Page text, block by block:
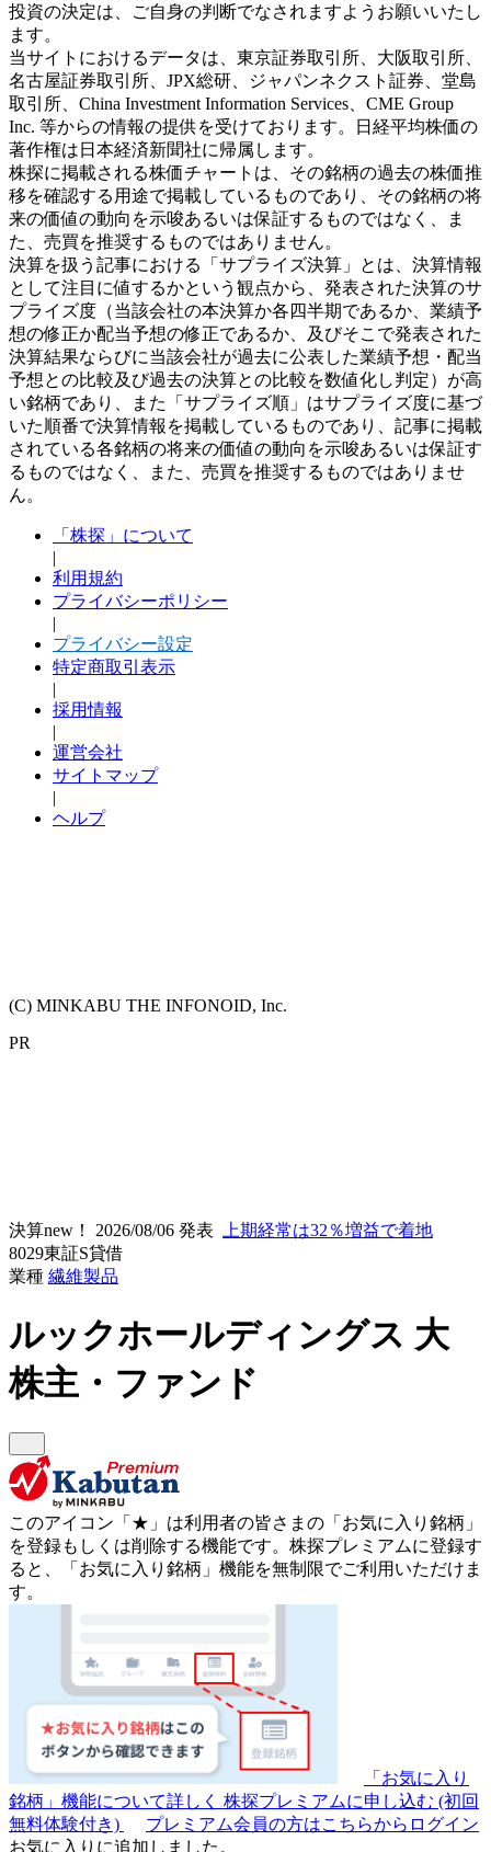
投資の決定は、ご自身の判断でなされますようお願いいたし
ます。
当サイトにおけるデータは、東京証券取引所、大阪取引所、
名古屋証券取引所、JPX総研、ジャパンネクスト証券、堂島
取引所、China Investment Information Services、CME Group
Inc. 等からの情報の提供を受けております。日経平均株価の
著作権は日本経済新聞社に帰属します。
株探に掲載される株価チャートは、その銘柄の過去の株価推
移を確認する用途で掲載しているものであり、その銘柄の将
来の価値の動向を示唆あるいは保証するものではなく、ま
た、売買を推奨するものではありません。
決算を扱う記事における「サプライズ決算」とは、決算情報
として注目に値するかという観点から、発表された決算のサ
プライズ度（当該会社の本決算か各四半期であるか、業績予
想の修正か配当予想の修正であるか、及びそこで発表された
決算結果ならびに当該会社が過去に公表した業績予想・配当
予想との比較及び過去の決算との比較を数値化し判定）が高
い銘柄であり、また「サプライズ順」はサプライズ度に基づ
いた順番で決算情報を掲載しているものであり、記事に掲載
されている各銘柄の将来の価値の動向を示唆あるいは保証す
るものではなく、また、売買を推奨するものではありませ
ん。
「株探」について
|
利用規約
プライバシーポリシー
|
プライバシー設定
特定商取引表示
|
採用情報
|
運営会社
サイトマップ
|
ヘルプ
(C) MINKABU THE INFONOID, Inc.
PR
決算new！ 2026/08/06 発表
上期経常は32％増益で着地
8029東証S貸借
業種 繊維製品
ルックホールディングス 大
株主・ファンド
このアイコン 「★」 は利用者の皆さまの 「お気に入り銘柄」
を登録もしくは削除する機能です。 株探プレミアムに登録す
ると、「お気に入り銘柄」機能を無制限でご利用いただけま
す。
「お気に入り
銘柄」機能について詳しく 株探プレミアムに申し込む (初回
無料体験付き)
プレミアム会員の方はこちらからログイン
お気に入りに追加しました。